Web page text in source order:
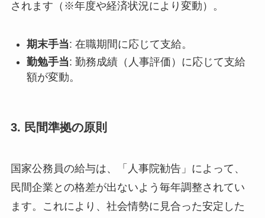
されます（※年度や経済状況により変動）。
期末手当: 在職期間に応じて支給。
勤勉手当: 勤務成績（人事評価）に応じて支給
額が変動。
3. 民間準拠の原則
国家公務員の給与は、「人事院勧告」によって、
民間企業との格差が出ないよう毎年調整されてい
ます。これにより、社会情勢に見合った安定した